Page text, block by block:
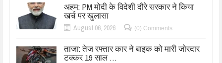
अहम: PM मोदी के विदेशी दौरे सरकार ने किया
खर्च पर खुलासा
August 06, 2026 (0) Comments
ताजा: तेज रफ्तार कार ने बाइक को मारी जोरदार
टक्कर 19 साल …